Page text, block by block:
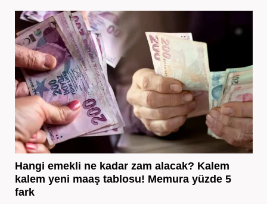
Hangi emekli ne kadar zam alacak? Kalem
kalem yeni maaş tablosu! Memura yüzde 5
fark